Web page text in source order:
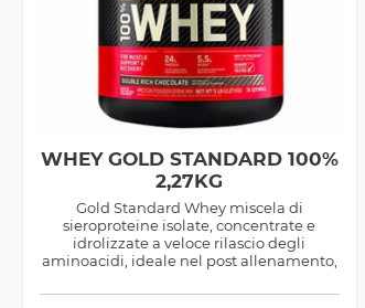
WHEY GOLD STANDARD 100%
2,27KG
Gold Standard Whey miscela di
sieroproteine isolate, concentrate e
idrolizzate a veloce rilascio degli
aminoacidi, ideale nel post allenamento,